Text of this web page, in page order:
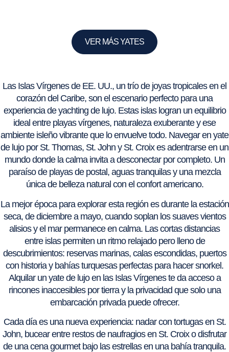
VER MÁS YATES
Las Islas Vírgenes de EE. UU., un trío de joyas tropicales en el
corazón del Caribe, son el escenario perfecto para una
experiencia de yachting de lujo. Estas islas logran un equilibrio
ideal entre playas vírgenes, naturaleza exuberante y ese
ambiente isleño vibrante que lo envuelve todo. Navegar en yate
de lujo por St. Thomas, St. John y St. Croix es adentrarse en un
mundo donde la calma invita a desconectar por completo. Un
paraíso de playas de postal, aguas tranquilas y una mezcla
única de belleza natural con el confort americano.
La mejor época para explorar esta región es durante la estación
seca, de diciembre a mayo, cuando soplan los suaves vientos
alisios y el mar permanece en calma. Las cortas distancias
entre islas permiten un ritmo relajado pero lleno de
descubrimientos: reservas marinas, calas escondidas, puertos
con historia y bahías turquesas perfectas para hacer snorkel.
Alquilar un yate de lujo en las Islas Vírgenes te da acceso a
rincones inaccesibles por tierra y la privacidad que solo una
embarcación privada puede ofrecer.
Cada día es una nueva experiencia: nadar con tortugas en St.
John, bucear entre restos de naufragios en St. Croix o disfrutar
de una cena gourmet bajo las estrellas en una bahía tranquila.